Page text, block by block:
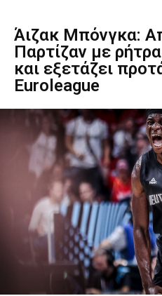
Άιζακ Μπόνγκα:
Παρτίζαν με
και εξετάζει
Euroleague